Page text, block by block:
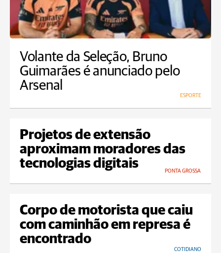
Volante da Seleção, Bruno
Guimarães é anunciado pelo
Arsenal
ESPORTE
Projetos de extensão
aproximam moradores das
tecnologias digitais
PONTA GROSSA
Corpo de motorista que caiu
com caminhão em represa é
encontrado
COTIDIANO